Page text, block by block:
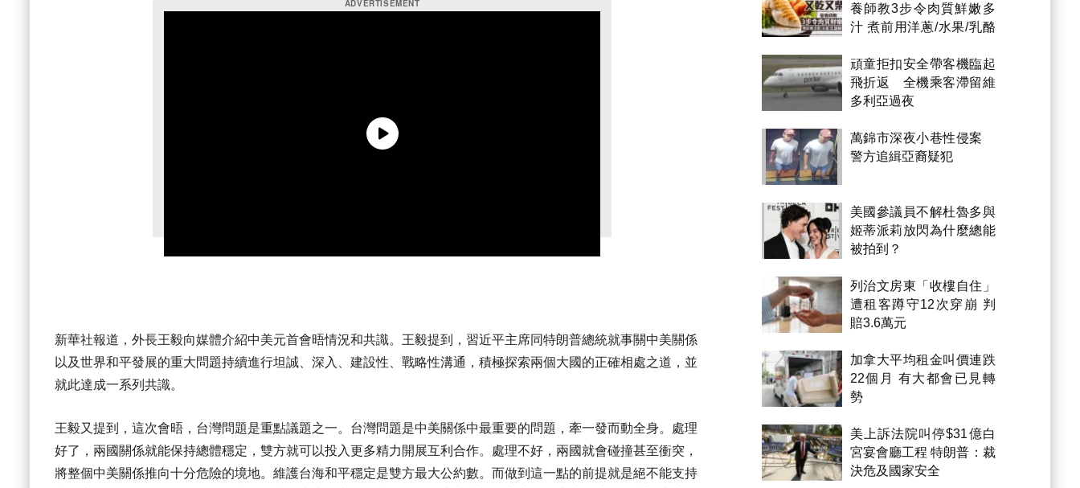
新華社報道，外長王毅向媒體介紹中美元首會晤情況和共識。王毅提到，習近平主席同特朗普總統就事關中美關係
以及世界和平發展的重大問題持續進行坦誠、深入、建設性、戰略性溝通，積極探索兩個大國的正確相處之道，並
就此達成一系列共識。
王毅又提到，這次會晤，台灣問題是重點議題之一。台灣問題是中美關係中最重要的問題，牽一發而動全身。處理
好了，兩國關係就能保持總體穩定，雙方就可以投入更多精力開展互利合作。處理不好，兩國就會碰撞甚至衝突，
將整個中美關係推向十分危險的境地。維護台海和平穩定是雙方最大公約數。而做到這一點的前提就是絕不能支持
養師教3步令肉質鮮嫩多
汁 煮前用洋蔥/水果/乳酪
頑童拒扣安全帶客機臨起
飛折返 全機乘客滯留維
多利亞過夜
萬錦市深夜小巷性侵案
警方追緝亞裔疑犯
美國參議員不解杜魯多與
姬蒂派莉放閃為什麼總能
被拍到？
列治文房東「收樓自住」
遭租客蹲守12次穿崩 判
賠3.6萬元
加拿大平均租金叫價連跌
22個月 有大都會已見轉
勢
美上訴法院叫停$31億白
宮宴會廳工程 特朗普：裁
決危及國家安全